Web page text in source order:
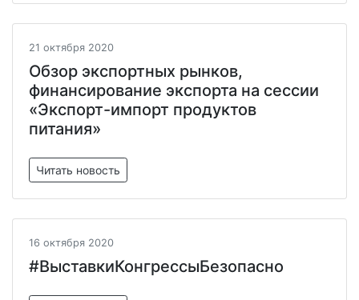
21 октября 2020
Обзор экспортных рынков,
финансирование экспорта на сессии
«Экспорт-импорт продуктов
питания»
Читать новость
16 октября 2020
#ВыставкиКонгрессыБезопасно